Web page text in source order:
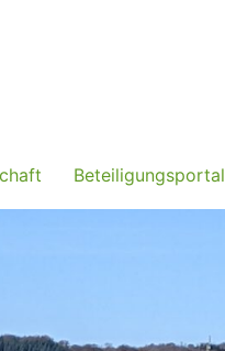
Beteiligungsportal